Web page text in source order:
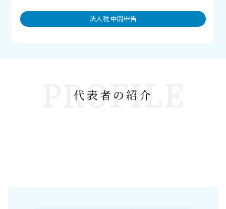
法人税 中間申告
PROFILE
代表者の紹介